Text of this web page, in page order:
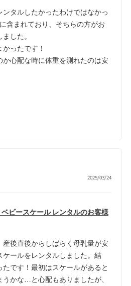
タルしたかったわけではなかっ
含まれており、そちらの方がお
した。
ったです！
心配な時に体重を測れたのは安
2025/03/24
ビースケール レンタルのお客様
産後直後からしばらく母乳量が安
ケールをレンタルしました。結
です！最初はスケールがあると
かな…と心配もありましたが、